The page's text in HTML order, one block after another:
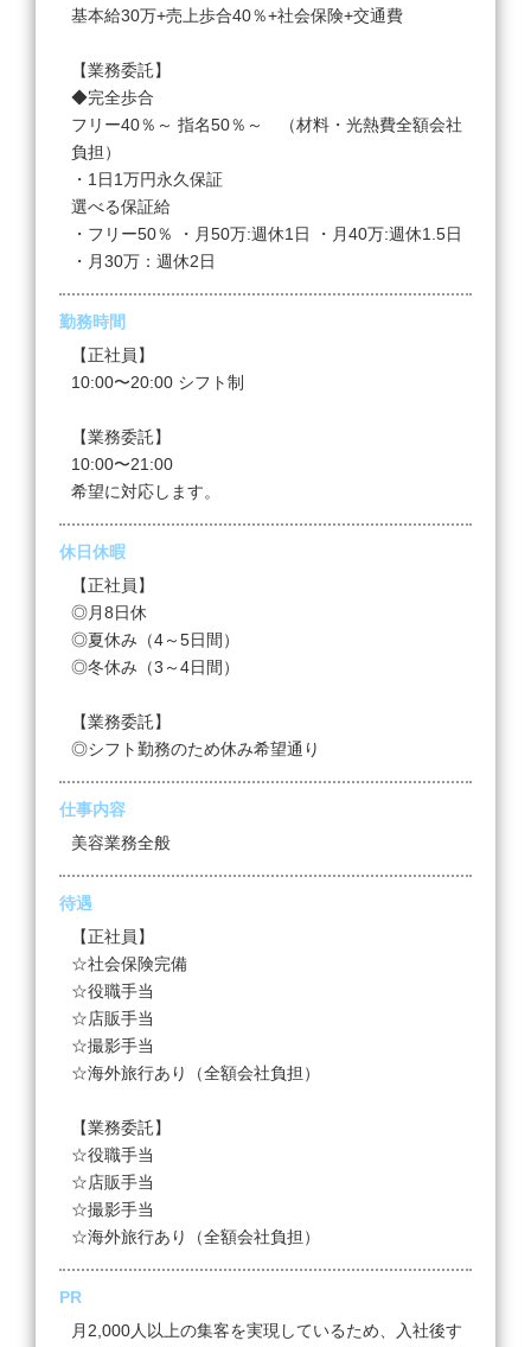
基本給30万+売上歩合40％+社会保険+交通費
【業務委託】
◆完全歩合
フリー40％～ 指名50％～ （材料・光熱費全額会社
負担）
・1日1万円永久保証
選べる保証給
・フリー50％ ・月50万:週休1日 ・月40万:週休1.5日
・月30万：週休2日
勤務時間
【正社員】
10:00〜20:00 シフト制
【業務委託】
10:00〜21:00
希望に対応します。
休日休暇
【正社員】
◎月8日休
◎夏休み（4～5日間）
◎冬休み（3～4日間）
【業務委託】
◎シフト勤務のため休み希望通り
仕事内容
美容業務全般
待遇
【正社員】
☆社会保険完備
☆役職手当
☆店販手当
☆撮影手当
☆海外旅行あり（全額会社負担）
【業務委託】
☆役職手当
☆店販手当
☆撮影手当
☆海外旅行あり（全額会社負担）
PR
月2,000人以上の集客を実現しているため、入社後す